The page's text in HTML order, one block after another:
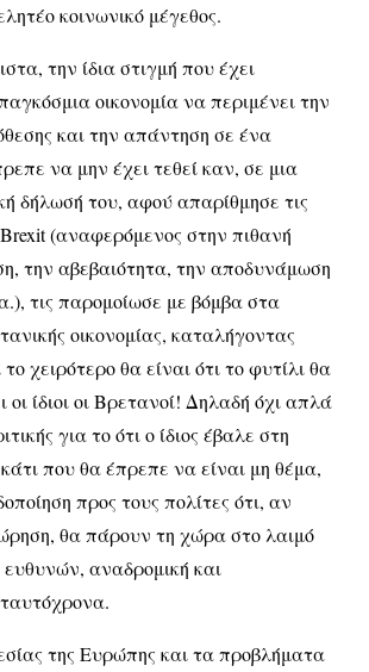
κοινωνικό μέγεθος.
την ίδια στιγμή που έχει
οικονομία να περιμένει την
και την απάντηση σε ένα
να μην έχει τεθεί καν, σε μια
δήλωσή του, αφού απαρίθμησε τις
(αναφερόμενος στην πιθανή
την αβεβαιότητα, την αποδυνάμωση
τις παρομοίωσε με βόμβα στα
οικονομίας, καταλήγοντας
χειρότερο θα είναι ότι το φυτίλι θα
ίδιοι οι Βρετανοί! Δηλαδή όχι απλά
για το ότι ο ίδιος έβαλε στη
που θα έπρεπε να είναι μη θέμα,
προς τους πολίτες ότι, αν
θα πάρουν τη χώρα στο λαιμό
αναδρομική και
της Ευρώπης και τα προβλήματα